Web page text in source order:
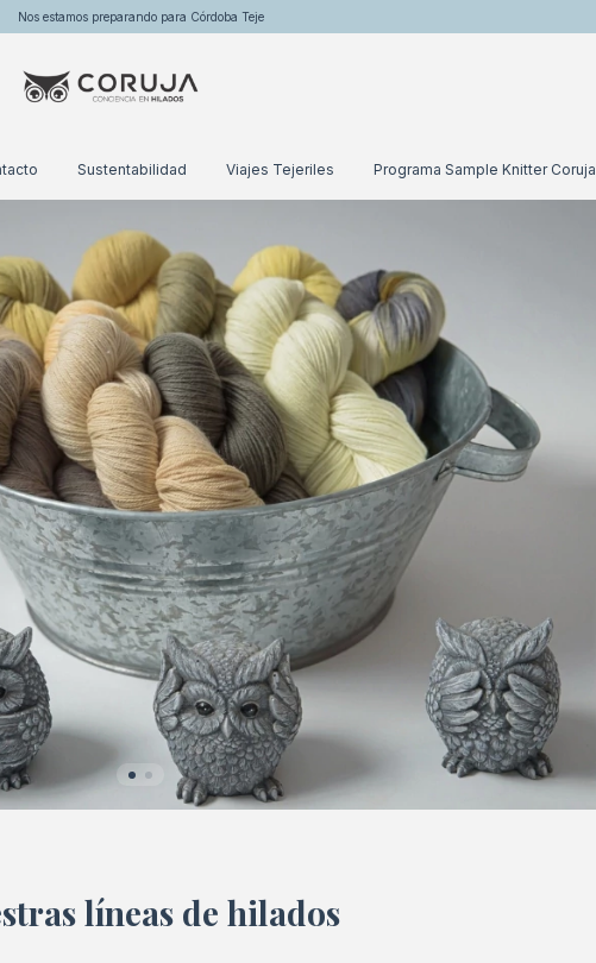
Nos estamos preparando para Córdoba Teje
Sustentabilidad Viajes Tejeriles Programa Sample Knitter Coruja
líneas de hilados